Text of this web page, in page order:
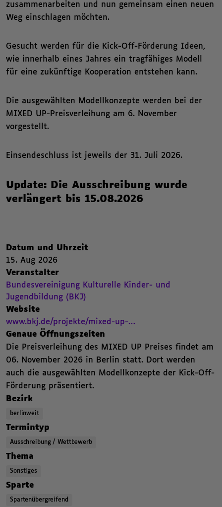
zusammenarbeiten und nun gemeinsam einen neuen
Weg einschlagen möchten.
Gesucht werden für die Kick-Off-Förderung Ideen,
wie innerhalb eines Jahres ein tragfähiges Modell
für eine zukünftige Kooperation entstehen kann.
Die ausgewählten Modellkonzepte werden bei der
MIXED UP-Preisverleihung am 6. November
vorgestellt.
Einsendeschluss ist jeweils der 31. Juli 2026.
Update: Die Ausschreibung wurde
verlängert bis 15.08.2026
Zusammenfassende
Datum und Uhrzeit,
15. Aug 2026
15. August 2026 ,
,,Veranstalter,
Bundesvereinigung Kulturelle Kinder- und
Jugendbildung (BKJ)
Bundesvereinigung Kulturelle Kinder- und Jugendbildung (BKJ). Zur
Website,
www.bkj.de/projekte/mixed-up-…
Beitrags Webseite. Öffnet einen neuen Browser Tab.
Genaue Öffnungszeiten
Die Preisverleihung des MIXED UP Preises findet am
06. November 2026 in Berlin statt. Dort werden
auch die ausgewählten Modellkonzepte der Kick-Off-
Förderung präsentiert.
,
Nachfolgend die Kategorien beziehungsweise Filter des Beitrags.
Bezirk,
berlinweit
,,Termintyp
Ausschreibung / Wettbewerb
,,Thema
Sonstiges
,,Sparte,
Spartenübergreifend